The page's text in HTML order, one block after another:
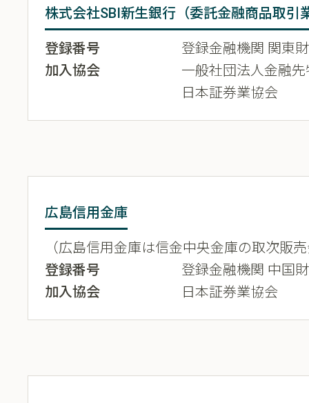
株式会社SBI新生銀行（委託金融商品取引
登録番号
登録金融機関 関東
加入協会
一般社団法人金融
日本証券業協会
広島信用金庫
（広島信用金庫は信金中央金庫の取次販
登録番号
登録金融機関 中国
加入協会
日本証券業協会